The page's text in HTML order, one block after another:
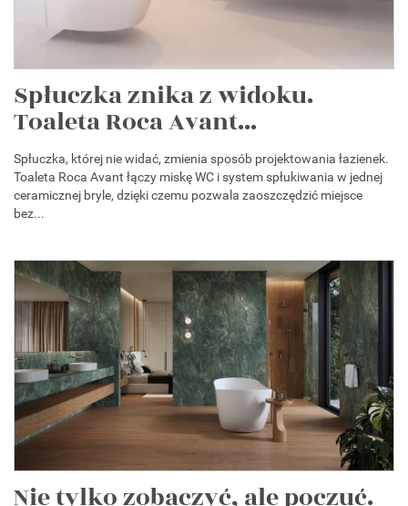
Spłuczka znika z widoku.
Toaleta Roca Avant...
Spłuczka, której nie widać, zmienia sposób projektowania łazienek.
Toaleta Roca Avant łączy miskę WC i system spłukiwania w jednej
ceramicznej bryle, dzięki czemu pozwala zaoszczędzić miejsce
bez...
Nie tylko zobaczyć, ale poczuć.